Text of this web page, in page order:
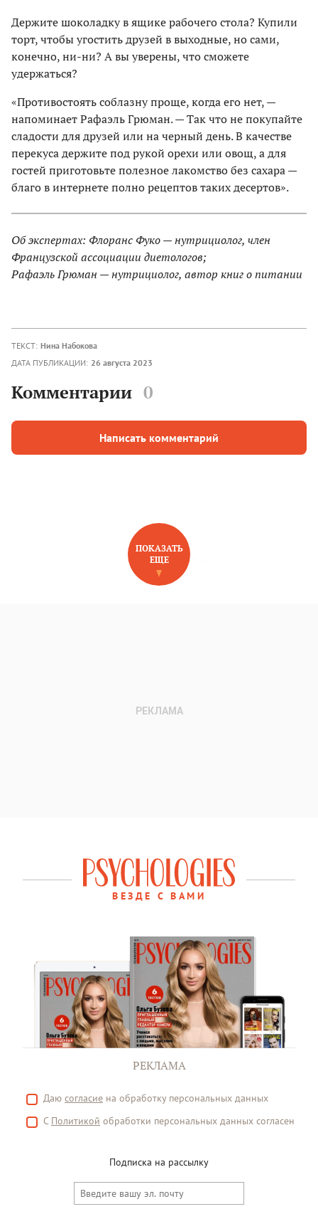
Держите шоколадку в ящике рабочего стола? Купили
торт, чтобы угостить друзей в выходные, но сами,
конечно, ни-ни? А вы уверены, что сможете
удержаться?
«Противостоять соблазну проще, когда его нет, —
напоминает Рафаэль Грюман. — Так что не покупайте
сладости для друзей или на черный день. В качестве
перекуса держите под рукой орехи или овощ, а для
гостей приготовьте полезное лакомство без сахара —
благо в интернете полно рецептов таких десертов».
Об экспертах: Флоранс Фуко — нутрициолог, член
Французской ассоциации диетологов;
Рафаэль Грюман — нутрициолог, автор книг о питании
ТЕКСТ: Нина Набокова
ДАТА ПУБЛИКАЦИИ: 26 августа 2023
Комментарии 0
Написать комментарий
НОВОЕ НА САЙТЕ
ПОКАЗАТЬ
ЕЩЕ
ВЕЗДЕ С ВАМИ
РЕКЛАМА
Даю согласие на обработку персональных данных
С Политикой обработки персональных данных согласен
Подписка на рассылку